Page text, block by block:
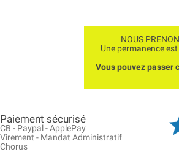
NOUS
Une permanence
Vous pouvez passer
Paiement sécurisé
CB - Paypal - ApplePay
Virement - Mandat Administratif
Chorus